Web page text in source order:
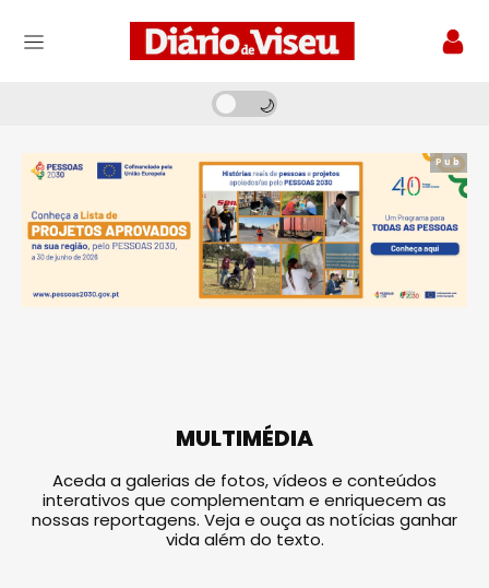
Pub
MULTIMÉDIA
Aceda a galerias de fotos, vídeos e conteúdos
interativos que complementam e enriquecem as
nossas reportagens. Veja e ouça as notícias ganhar
vida além do texto.